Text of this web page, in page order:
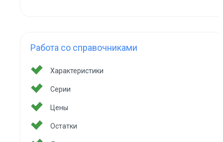
Работа со справочниками
Характеристики
Серии
Цены
Остатки